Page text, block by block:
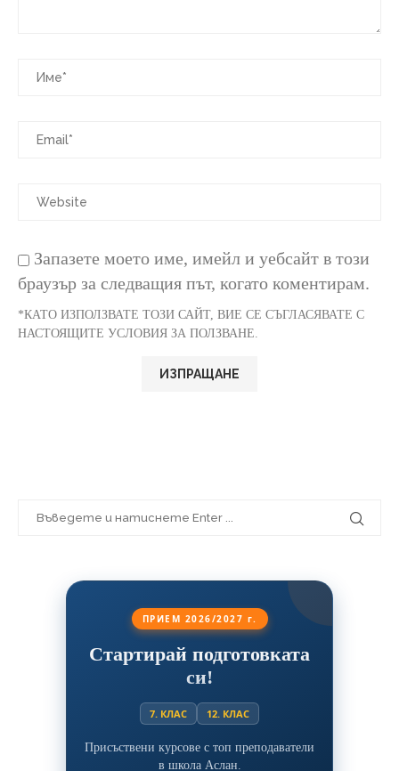
Запазете моето име, имейл и уебсайт в този
браузър за следващия път, когато коментирам.
*КАТО ИЗПОЛЗВАТЕ ТОЗИ САЙТ, ВИЕ СЕ СЪГЛАСЯВАТЕ С
НАСТОЯЩИТЕ УСЛОВИЯ ЗА ПОЛЗВАНЕ.
ПРИЕМ 2026/2027 г.
Стартирай подготовката
си!
7. КЛАС 12. КЛАС
Присъствени курсове с топ преподаватели
в школа Аслан.